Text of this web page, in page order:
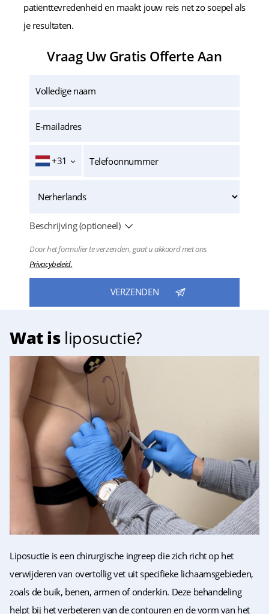
patiënttevredenheid en maakt jouw reis net zo soepel als
je resultaten.
Vraag Uw Gratis Offerte Aan
+31
Beschrijving (optioneel)
Door het formulier te verzenden, gaat u akkoord met ons
Privacybeleid.
Wat is liposuctie?
Liposuctie is een chirurgische ingreep die zich richt op het
verwijderen van overtollig vet uit specifieke lichaamsgebieden,
zoals de buik, benen, armen of onderkin. Deze behandeling
helpt bij het verbeteren van de contouren en de vorm van het